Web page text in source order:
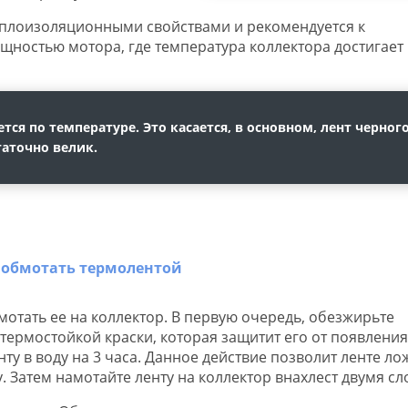
свойствами и рекомендуется к
мотора, где температура коллектора достигает
по температуре. Это касается, в основном, лент
велик.
ее на коллектор. В первую очередь, обезжирьте
краски, которая защитит его от появления
в воду на 3 часа. Данное действие позволит ленте
намотайте ленту на коллектор внахлест двумя